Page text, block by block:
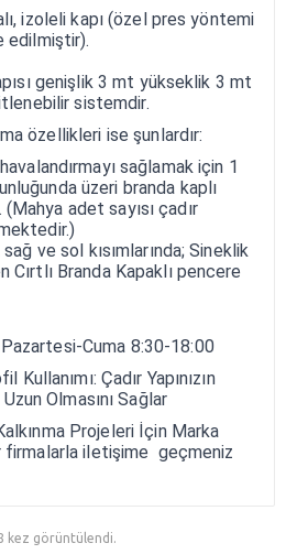
izoleli kapı (özel pres yöntemi
edilmiştir).
genişlik 3 mt yükseklik 3 mt
sistemdir.
özellikleri ise şunlardır:
sağlamak için 1
üzeri branda kaplı
adet sayısı çadır
sağ ve sol kısımlarında; Sineklik
Cırtlı Branda Kapaklı pencere
Cuma 8:30-18:00
Kullanımı: Çadır Yapınızın
Olmasını Sağlar
Projeleri İçin Marka
firmalarla iletişime geçmeniz
kez görüntülendi.